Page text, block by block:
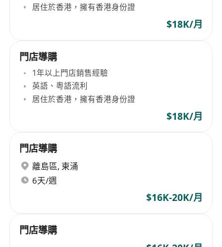
居住於香港，擁有香港身份證
$18K/月
門店導購
1年以上門店銷售經驗
英語、粵語流利
居住於香港，擁有香港身份證
$18K/月
門店導購
離島區, 東涌
6天/週
$16K-20K/月
門店導購